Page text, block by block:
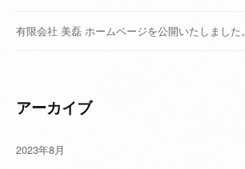
有限会社 美磊 ホームページを公開いたしました。
アーカイブ
2023年8月